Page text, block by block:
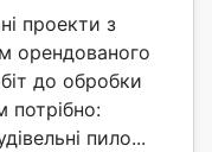
проекти з
орендованого
до обробки
пило...